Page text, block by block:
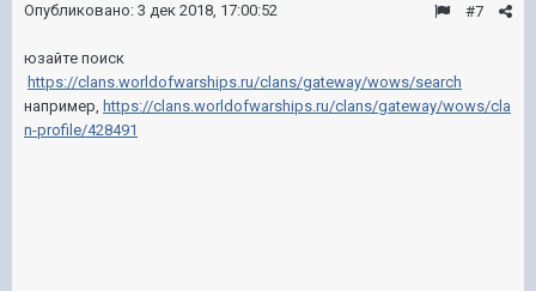
#7
Опубликовано: 3 дек 2018, 17:00:52
юзайте поиск
https://clans.worldofwarships.ru/clans/gateway/wows/search
например, https://clans.worldofwarships.ru/clans/gateway/wows/cla
n-profile/428491